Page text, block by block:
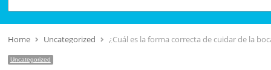
Home Uncategorized ¿Cuál es la forma correcta de cuidar de la
Uncategorized